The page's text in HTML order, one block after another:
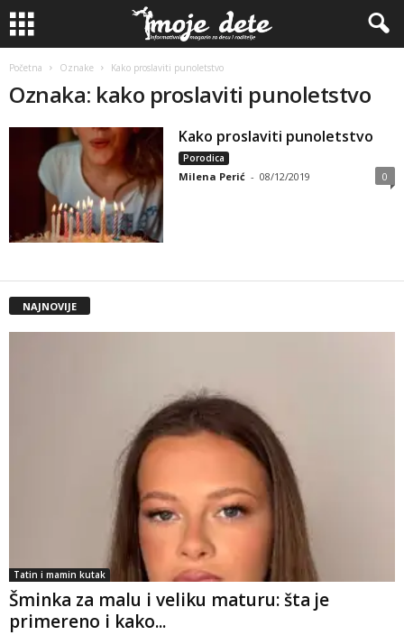
Početna Oznake Kako proslaviti punoletstvo
Oznaka: kako proslaviti punoletstvo
Kako proslaviti punoletstvo
Porodica
Milena Perić - 08/12/2019 0
NAJNOVIJE
Tatin i mamin kutak
Šminka za malu i veliku maturu: šta je
primereno i kako...